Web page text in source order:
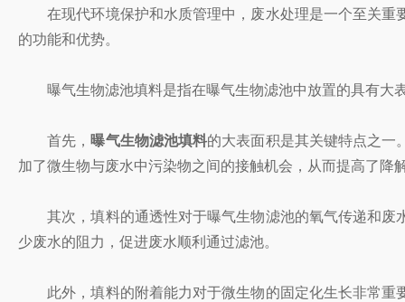
在现代环境保护和水质管理中，废水处理是一个至关重
的功能和优势。
曝气生物滤池填料是指在曝气生物滤池中放置的具有大
首先，曝气生物滤池填料的大表面积是其关键特点之一
加了微生物与废水中污染物之间的接触机会，从而提高了降
其次，填料的通透性对于曝气生物滤池的氧气传递和废
少废水的阻力，促进废水顺利通过滤池。
此外，填料的附着能力对于微生物的固定化生长非常重